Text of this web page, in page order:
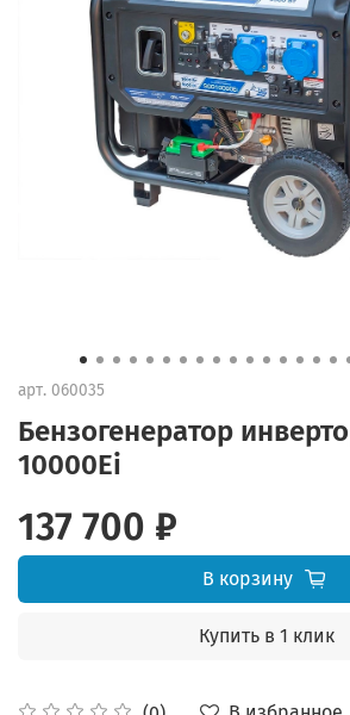
арт. 060035
Бензогенератор
10000Ei
137 700 ₽
В корзину
Купить в 1 клик